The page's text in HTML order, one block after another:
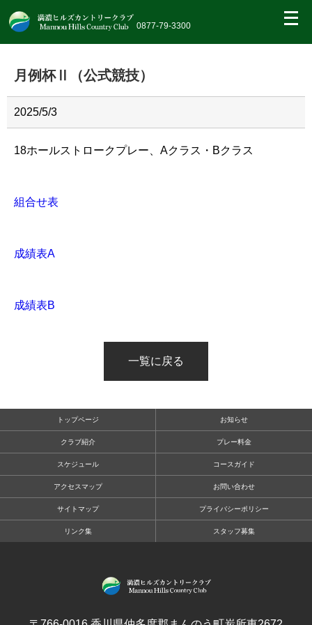
0877-79-3300
繝｡
繝
帝
月例杯Ⅱ（公式競技）
2025/5/3
18ホールストロークプレー、Aクラス・Bクラス
組合せ表
成績表A
成績表B
一覧に戻る
トップページ お知らせ
クラブ紹介 プレー料金
スケジュール コースガイド
アクセスマップ お問い合わせ
サイトマップ プライバシーポリシー
リンク集 スタッフ募集